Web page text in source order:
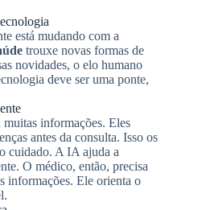
está mudando com a
trouxe novas formas de
novidades, o elo humano
deve ser uma ponte,
muitas informações. Eles
antes da consulta. Isso os
cuidado. A IA ajuda a
O médico, então, precisa
informações. Ele orienta o